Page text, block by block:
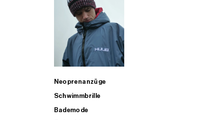
Neoprenanzüge
Schwimmbrille
Bademode